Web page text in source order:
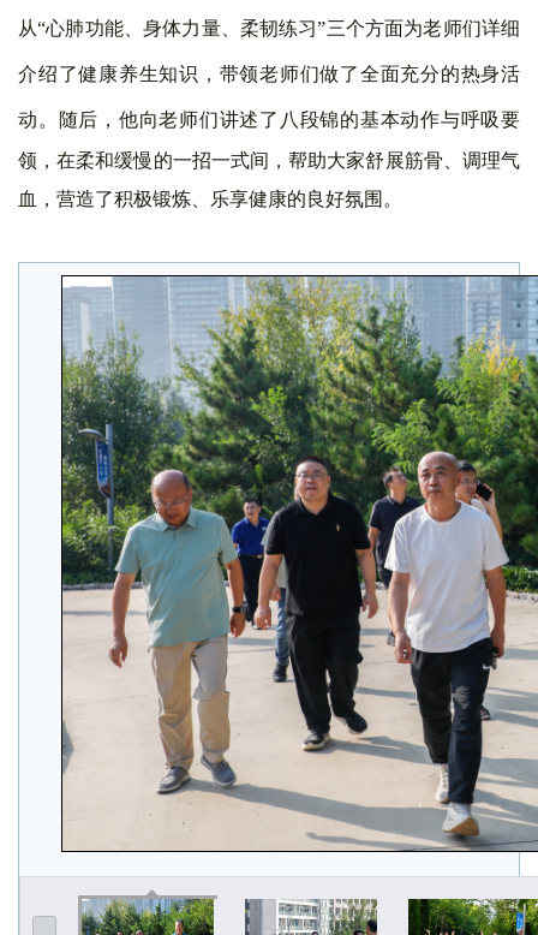
从“心肺功能、身体力量、柔韧练习”三个方面为老师们详细
介绍了健康养生知识，带领老师们做了全面充分的热身活
动。随后，他向老师们讲述了 八段锦的基本动作与呼吸要
领，在柔和缓慢的一招一式间，帮助大家舒展筋骨、调理气
血，营造了积极锻炼、乐享健康的良好氛围。